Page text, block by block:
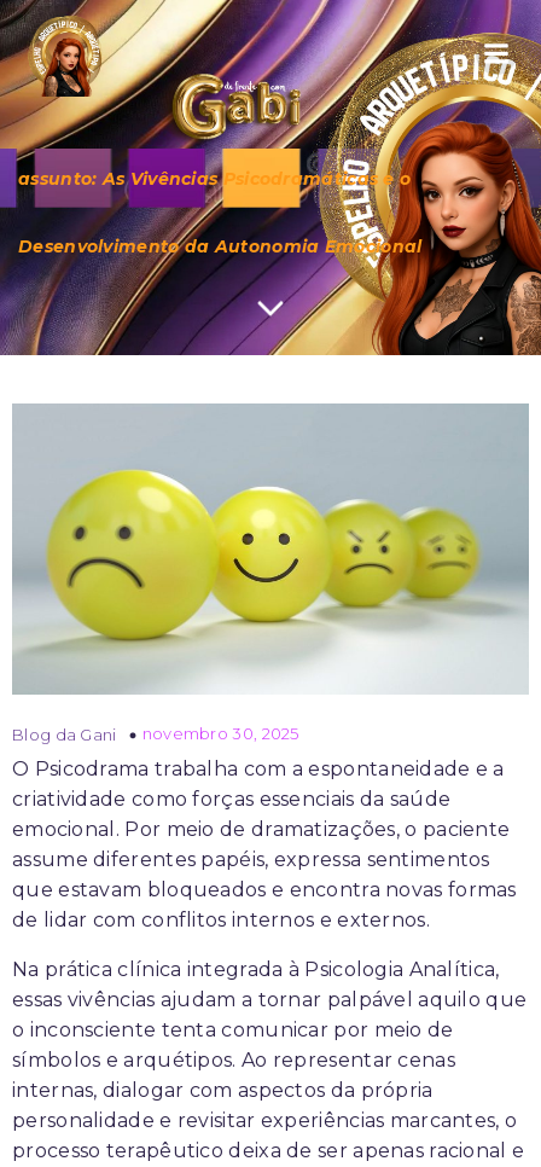
assunto: As Vivências Psicodramáticas e o
Desenvolvimento da Autonomia Emocional
Blog da Gani novembro 30, 2025
O Psicodrama trabalha com a espontaneidade e a
criatividade como forças essenciais da saúde
emocional. Por meio de dramatizações, o paciente
assume diferentes papéis, expressa sentimentos
que estavam bloqueados e encontra novas formas
de lidar com conflitos internos e externos.
Na prática clínica integrada à Psicologia Analítica,
essas vivências ajudam a tornar palpável aquilo que
o inconsciente tenta comunicar por meio de
símbolos e arquétipos. Ao representar cenas
internas, dialogar com aspectos da própria
personalidade e revisitar experiências marcantes, o
processo terapêutico deixa de ser apenas racional e